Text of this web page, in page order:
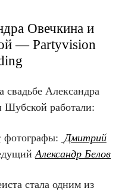
Овечкина и
— Partyvision
Александра
Шубской работали:
фотографы: Дмитрий
Александр Белов
стала одним из